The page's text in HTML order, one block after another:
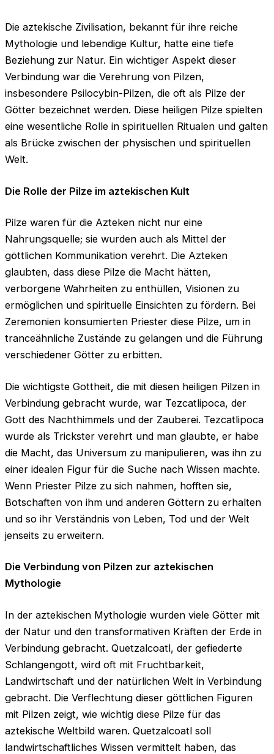
Die aztekische Zivilisation, bekannt für ihre reiche
Mythologie und lebendige Kultur, hatte eine tiefe
Beziehung zur Natur. Ein wichtiger Aspekt dieser
Verbindung war die Verehrung von Pilzen,
insbesondere Psilocybin-Pilzen, die oft als Pilze der
Götter bezeichnet werden. Diese heiligen Pilze spielten
eine wesentliche Rolle in spirituellen Ritualen und galten
als Brücke zwischen der physischen und spirituellen
Welt.
Die Rolle der Pilze im aztekischen Kult
Pilze waren für die Azteken nicht nur eine
Nahrungsquelle; sie wurden auch als Mittel der
göttlichen Kommunikation verehrt. Die Azteken
glaubten, dass diese Pilze die Macht hätten,
verborgene Wahrheiten zu enthüllen, Visionen zu
ermöglichen und spirituelle Einsichten zu fördern. Bei
Zeremonien konsumierten Priester diese Pilze, um in
tranceähnliche Zustände zu gelangen und die Führung
verschiedener Götter zu erbitten.
Die wichtigste Gottheit, die mit diesen heiligen Pilzen in
Verbindung gebracht wurde, war Tezcatlipoca, der
Gott des Nachthimmels und der Zauberei. Tezcatlipoca
wurde als Trickster verehrt und man glaubte, er habe
die Macht, das Universum zu manipulieren, was ihn zu
einer idealen Figur für die Suche nach Wissen machte.
Wenn Priester Pilze zu sich nahmen, hofften sie,
Botschaften von ihm und anderen Göttern zu erhalten
und so ihr Verständnis von Leben, Tod und der Welt
jenseits zu erweitern.
Die Verbindung von Pilzen zur aztekischen
Mythologie
In der aztekischen Mythologie wurden viele Götter mit
der Natur und den transformativen Kräften der Erde in
Verbindung gebracht. Quetzalcoatl, der gefiederte
Schlangengott, wird oft mit Fruchtbarkeit,
Landwirtschaft und der natürlichen Welt in Verbindung
gebracht. Die Verflechtung dieser göttlichen Figuren
mit Pilzen zeigt, wie wichtig diese Pilze für das
aztekische Weltbild waren. Quetzalcoatl soll
landwirtschaftliches Wissen vermittelt haben, das